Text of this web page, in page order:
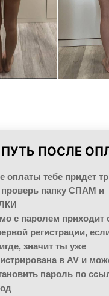
оплаты тебе придет
проверь папку СПАМ и
с паролем приходит
регистрации,
значит ты уже
в AV и
пароль по
ПОСЛЕ